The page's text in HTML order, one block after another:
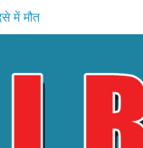
में मौत
रोका
शाह
मंत्रालय